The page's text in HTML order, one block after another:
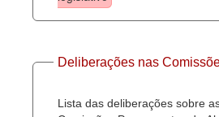
Deliberações nas
Lista das deliberações sobre